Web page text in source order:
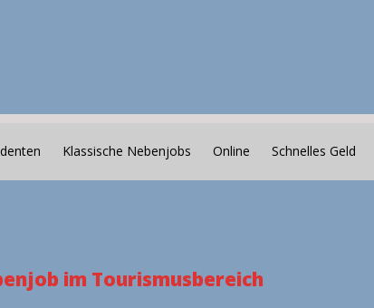
Klassische Nebenjobs Online Schnelles Geld
im Tourismusbereich